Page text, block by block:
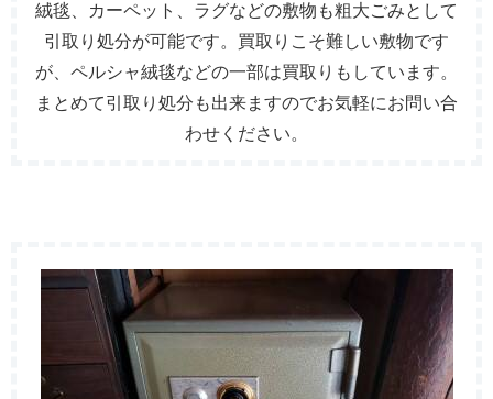
絨毯、カーペット、ラグなどの敷物も粗大ごみとして
引取り処分が可能です。買取りこそ難しい敷物です
が、ペルシャ絨毯などの一部は買取りもしています。
まとめて引取り処分も出来ますのでお気軽にお問い合
わせください。